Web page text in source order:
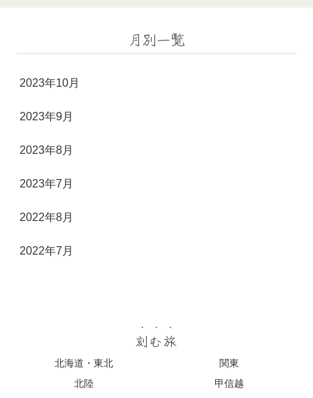
月別一覧
2023年10月
2023年9月
2023年8月
2023年7月
2022年8月
2022年7月
刻む旅
北海道・東北
関東
北陸
甲信越